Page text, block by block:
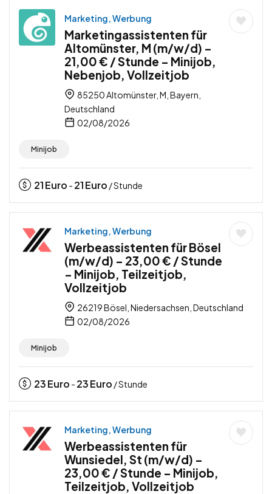
Marketing, Werbung
Marketingassistenten für
Altomünster, M (m/w/d) –
21,00 € / Stunde – Minijob,
Nebenjob, Vollzeitjob
85250 Altomünster, M, Bayern,
Deutschland
02/08/2026
Minijob
21Euro - 21Euro / Stunde
Marketing, Werbung
Werbeassistenten für Bösel
(m/w/d) – 23,00 € / Stunde
– Minijob, Teilzeitjob,
Vollzeitjob
26219 Bösel, Niedersachsen, Deutschland
02/08/2026
Minijob
23Euro - 23Euro / Stunde
Marketing, Werbung
Werbeassistenten für
Wunsiedel, St (m/w/d) –
23,00 € / Stunde – Minijob,
Teilzeitjob, Vollzeitjob